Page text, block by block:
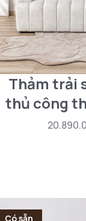
Thảm trải
thủ công
Có sẵn